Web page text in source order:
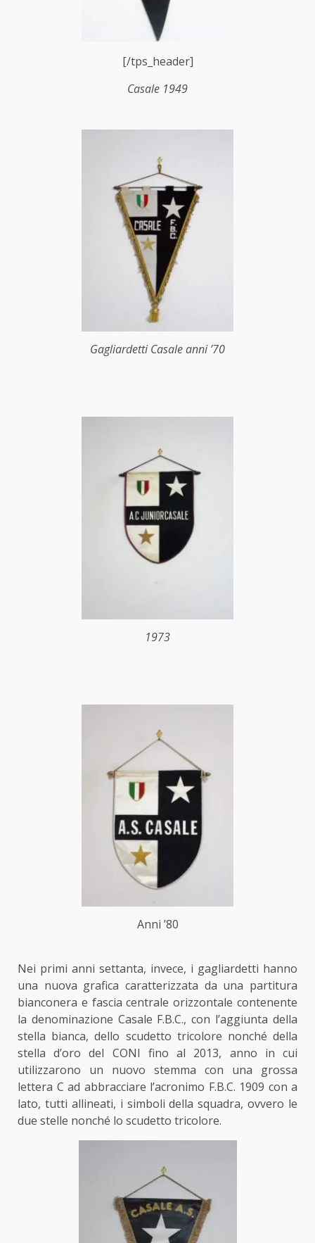
[/tps_header]
Casale 1949
Gagliardetti Casale anni ’70
1973
Anni ’80
Nei primi anni settanta, invece, i gagliardetti hanno
una nuova grafica caratterizzata da una partitura
bianconera e fascia centrale orizzontale contenente
la denominazione Casale F.B.C., con l’aggiunta della
stella bianca, dello scudetto tricolore nonché della
stella d’oro del CONI fino al 2013, anno in cui
utilizzarono un nuovo stemma con una grossa
lettera C ad abbracciare l’acronimo F.B.C. 1909 con a
lato, tutti allineati, i simboli della squadra, ovvero le
due stelle nonché lo scudetto tricolore.